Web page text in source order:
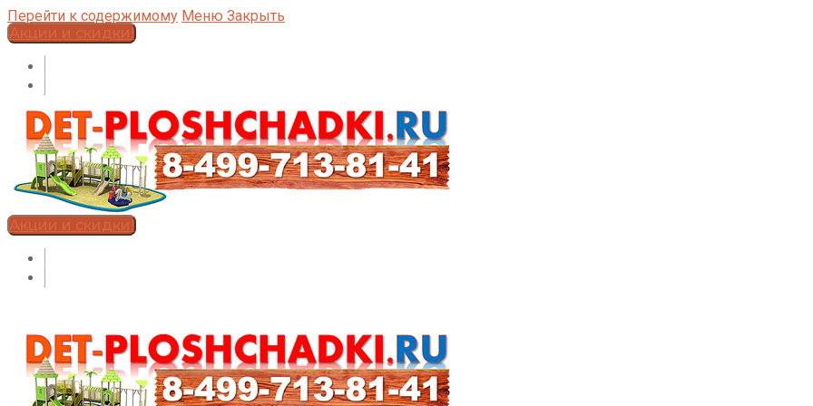
Перейти к содержимому Меню Закрыть
Акции и скидки!
Акции и скидки!